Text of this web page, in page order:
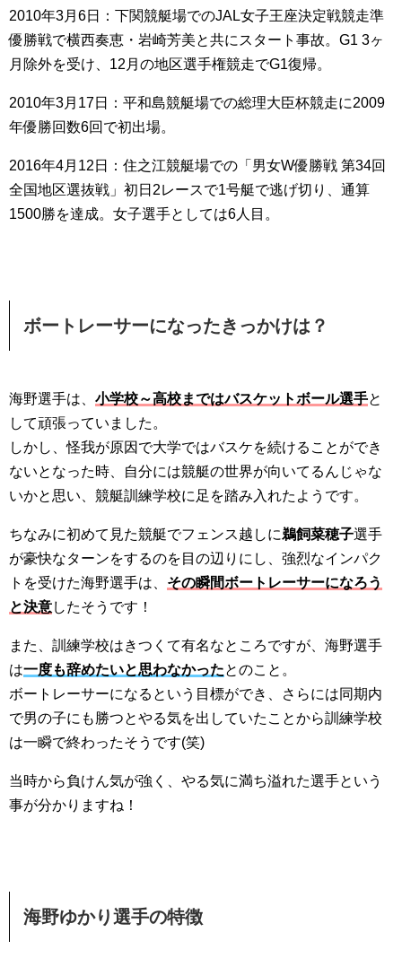
2010年3月6日：下関競艇場でのJAL女子王座決定戦競走準
優勝戦で横西奏恵・岩崎芳美と共にスタート事故。G1 3ヶ
月除外を受け、12月の地区選手権競走でG1復帰。
2010年3月17日：平和島競艇場での総理大臣杯競走に2009
年優勝回数6回で初出場。
2016年4月12日：住之江競艇場での「男女W優勝戦 第34回
全国地区選抜戦」初日2レースで1号艇で逃げ切り、通算
1500勝を達成。女子選手としては6人目。
ボートレーサーになったきっかけは？
海野選手は、 小学校～高校まではバスケットボール選手と
して頑張っていました。
しかし、怪我が原因で大学ではバスケを続けることができ
ないとなった時、自分には競艇の世界が向いてるんじゃな
いかと思い、競艇訓練学校に足を踏み入れたようです。
ちなみに初めて見た競艇でフェンス越しに鵜飼菜穂子選手
が豪快なターンをするのを目の辺りにし、強烈なインパク
トを受けた海野選手は、 その瞬間ボートレーサーになろう
と決意したそうです！
また、訓練学校はきつくて有名なところですが、海野選手
は一度も辞めたいと思わなかったとのこと。
ボートレーサーになるという目標ができ、さらには同期内
で男の子にも勝つとやる気を出していたことから訓練学校
は一瞬で終わったそうです(笑)
当時から負けん気が強く、やる気に満ち溢れた選手という
事が分かりますね！
海野ゆかり選手の特徴